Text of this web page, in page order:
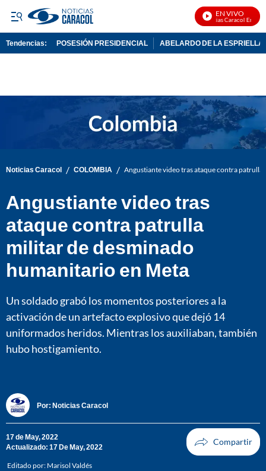
EN VIVO
Noticias Caracol En Vivo
Tendencias: POSESIÓN PRESIDENCIAL ABELARDO DE LA ESPRIELLA
Noticias Caracol / COLOMBIA / Angustiante video tras ataque contra
Angustiante video tras
ataque contra patrulla
militar de desminado
humanitario en Meta
Un soldado grabó los momentos posteriores a la
activación de un artefacto explosivo que dejó 14
uniformados heridos. Mientras los auxiliaban, también
hubo hostigamiento.
Por: Noticias Caracol
17 de May, 2022
Actualizado: 17 De May, 2022
Editado por: Marisol Valdés